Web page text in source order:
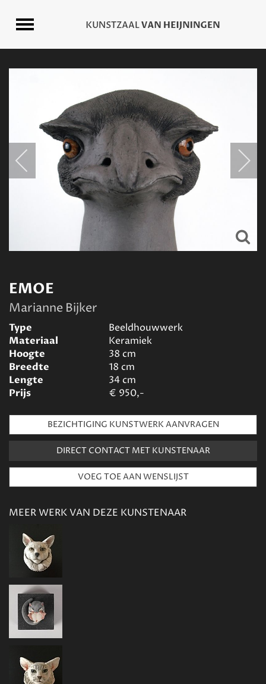
EMOE
Marianne Bijker
Type
Beeldhouwwerk
Materiaal
Keramiek
Hoogte
38 cm
Breedte
18 cm
Lengte
34cm
Prijs
€ 950,-
BEZICHTIGING KUNSTWERK AANVRAGEN
DIRECT CONTACT MET KUNSTENAAR
MEER WERK VAN DEZE KUNSTENAAR